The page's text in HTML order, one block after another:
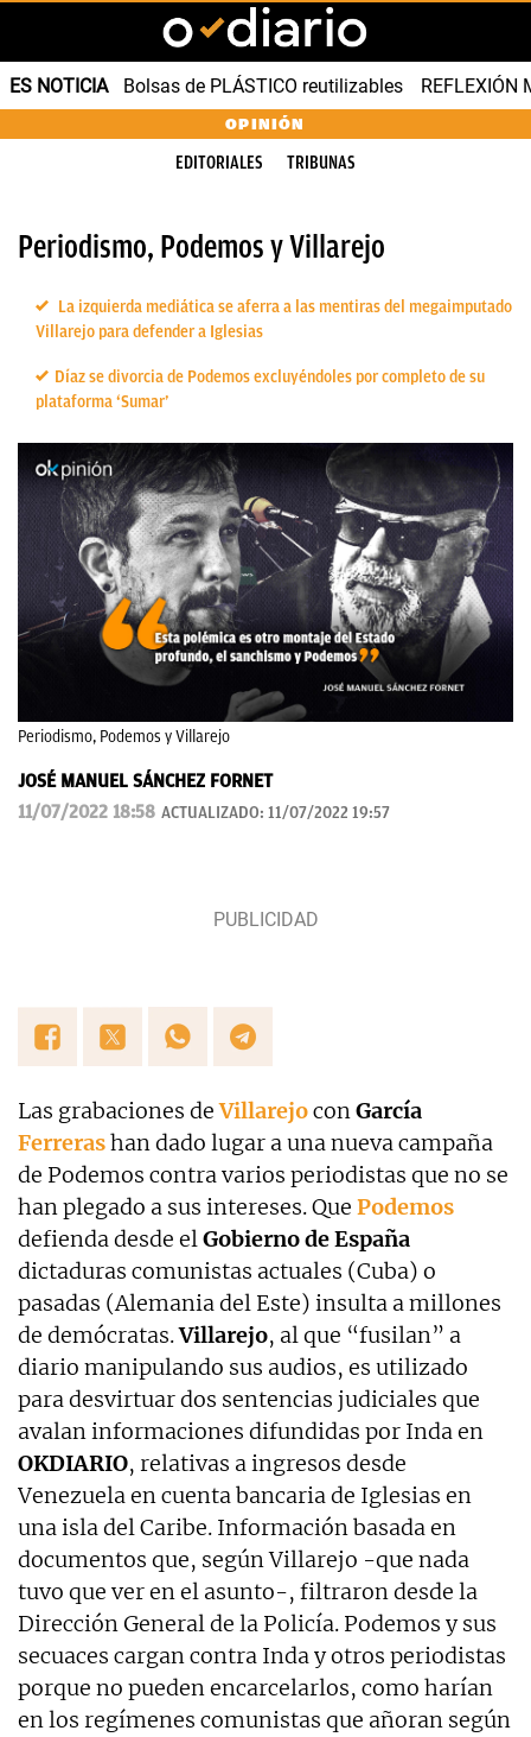
ES NOTICIA Bolsas de PLÁSTICO reutilizables REFLEXIÓN
OPINIÓN
EDITORIALES TRIBUNAS
Periodismo, Podemos y Villarejo
La izquierda mediática se aferra a las mentiras del megaimputado
Villarejo para defender a Iglesias
Díaz se divorcia de Podemos excluyéndoles por completo de su
plataforma ‘Sumar’
Periodismo, Podemos y Villarejo
JOSÉ MANUEL SÁNCHEZ FORNET
11/07/2022 18:58 ACTUALIZADO: 11/07/2022 19:57
Las grabaciones deVillarejoconGarcía
Ferrerashan dado lugar a una nueva campaña
de Podemos contra varios periodistas que no se
han plegado a sus intereses. Que Podemos
defienda desde elGobierno de España
dictaduras comunistas actuales (Cuba) o
pasadas (Alemania del Este) insulta a millones
de demócratas.Villarejo, al que “fusilan” a
diario manipulando sus audios, es utilizado
para desvirtuar dos sentencias judiciales que
avalan informaciones difundidas por Inda en
OKDIARIO, relativas a ingresos desde
Venezuela en cuenta bancaria de Iglesias en
una isla del Caribe. Información basada en
documentos que, según Villarejo -que nada
tuvo que ver en el asunto-, filtraron desde la
Dirección General de la Policía. Podemos y sus
secuaces cargan contra Inda y otros periodistas
porque no pueden encarcelarlos, como harían
en los regímenes comunistas que añoran según